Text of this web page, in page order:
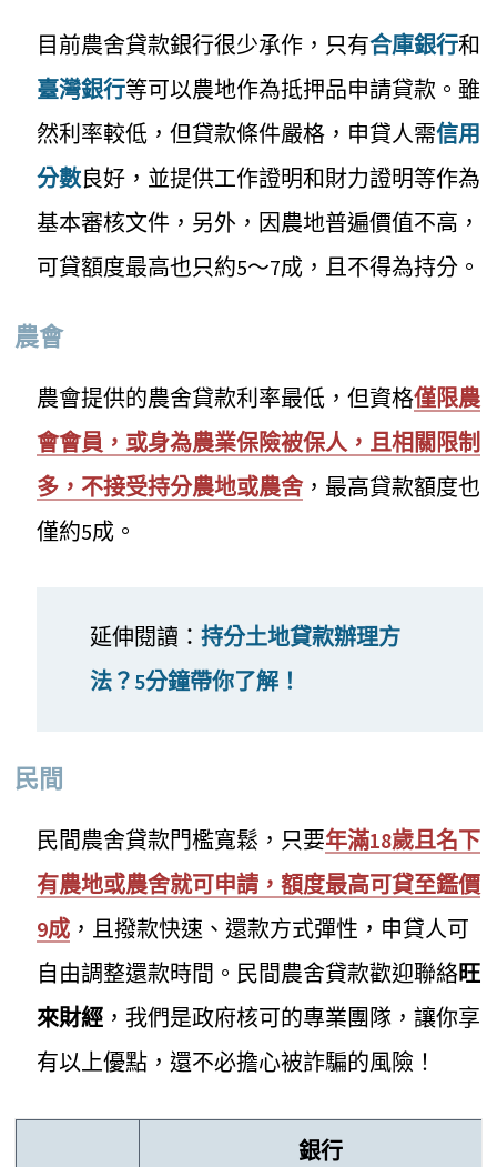
目前農舍貸款銀行很少承作，只有合庫銀行和
臺灣銀行等可以農地作為抵押品申請貸款。雖
然利率較低，但貸款條件嚴格，申貸人需信用
分數良好，並提供工作證明和財力證明等作為
基本審核文件，另外，因農地普遍價值不高，
可貸額度最高也只約5～7成，且不得為持分。
農會
農會提供的農舍貸款利率最低，但資格僅限農
會會員，或身為農業保險被保人，且相關限制
多，不接受持分農地或農舍 ，最高貸款額度也
僅約5成。
延伸閱讀： 持分土地貸款辦理方
法？5分鐘帶你了解！
民間
民間農舍貸款門檻寬鬆，只要年滿18歲且名下
有農地或農舍就可申請，額度最高可貸至鑑價
9成 ，且撥款快速、還款方式彈性，申貸人可
自由調整還款時間。民間農舍貸款歡迎聯絡旺
來財經 ，我們是政府核可的專業團隊，讓你享
有以上優點，還不必擔心被詐騙的風險！
銀行